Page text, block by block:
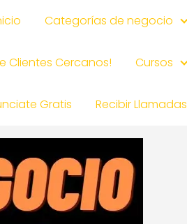
Categorías de negocio
Clientes Cercanos! Cursos
Gratis Recibir Llamadas